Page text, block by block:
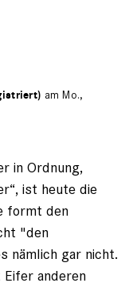
am Mo.,
in Ordnung,
ist heute die
formt den
"den
nämlich gar nicht.
anderen